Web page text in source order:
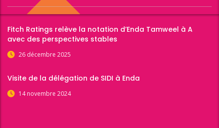
Fitch Ratings relève la notation d’Enda Tamweel à A
avec des perspectives stables
26 décembre 2025
Visite de la délégation de SIDI à Enda
14 novembre 2024